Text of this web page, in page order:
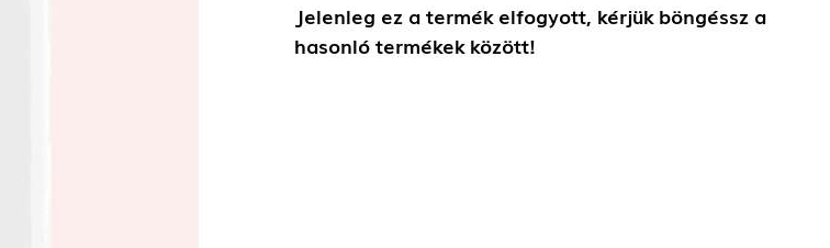
Jelenleg ez a termék elfogyott, kérjük böngéssz a
hasonló termékek között!